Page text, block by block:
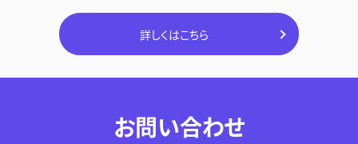
詳しくはこちら
お問い合わせ